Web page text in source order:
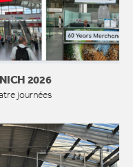
2026
journées